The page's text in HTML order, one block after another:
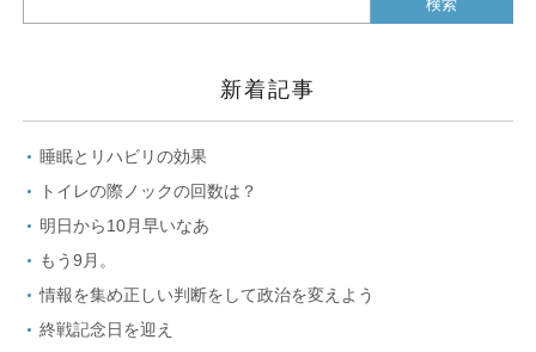
新着記事
睡眠とリハビリの効果
トイレの際ノックの回数は？
明日から10月早いなあ
もう9月。
情報を集め正しい判断をして政治を変えよう
終戦記念日を迎え